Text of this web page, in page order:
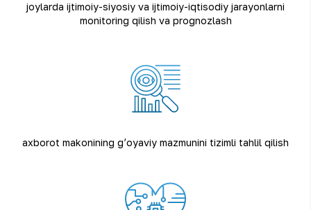
joylarda ijtimoiy-siyosiy va ijtimoiy-iqtisodiy jarayonlarni
monitoring qilish va prognozlash
axborot makonining gʼoyaviy mazmunini tizimli tahlil qilish